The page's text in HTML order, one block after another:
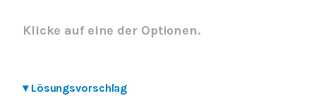
Klicke auf eine der Optionen.
▾ Lösungsvorschlag